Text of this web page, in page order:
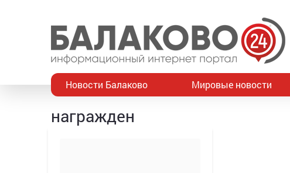
Новости Балаково Мировые новости
награжден